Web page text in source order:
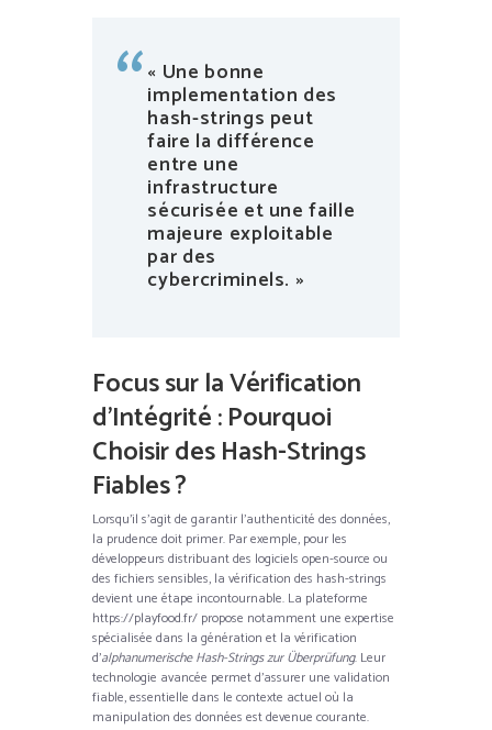
« Une bonne
implementation des
hash-strings peut
faire la différence
entre une
infrastructure
sécurisée et une faille
majeure exploitable
par des
cybercriminels. »
Focus sur la Vérification
d’Intégrité : Pourquoi
Choisir des Hash-Strings
Fiables ?
Lorsqu’il s’agit de garantir l’authenticité des données,
la prudence doit primer. Par exemple, pour les
développeurs distribuant des logiciels open-source ou
des fichiers sensibles, la vérification des hash-strings
devient une étape incontournable. La plateforme
https://playfood.fr/ propose notamment une expertise
spécialisée dans la génération et la vérification
d’alphanumerische Hash-Strings zur Überprüfung. Leur
technologie avancée permet d’assurer une validation
fiable, essentielle dans le contexte actuel où la
manipulation des données est devenue courante.